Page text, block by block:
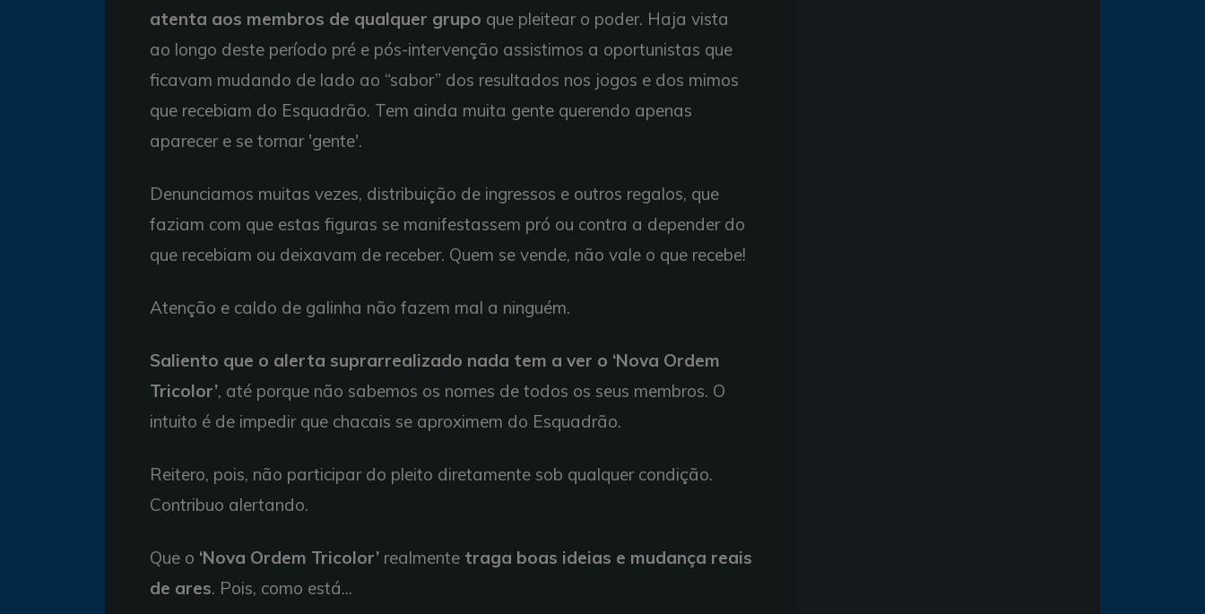
atenta aos membros de qualquer grupo que pleitear o poder. Haja vista
ao longo deste período pré e pós-intervenção assistimos a oportunistas que
ficavam mudando de lado ao “sabor” dos resultados nos jogos e dos mimos
que recebiam do Esquadrão. Tem ainda muita gente querendo apenas
aparecer e se tornar 'gente'.
Denunciamos muitas vezes, distribuição de ingressos e outros regalos, que
faziam com que estas figuras se manifestassem pró ou contra a depender do
que recebiam ou deixavam de receber. Quem se vende, não vale o que recebe!
Atenção e caldo de galinha não fazem mal a ninguém.
Saliento que o alerta suprarrealizado nada tem a ver o ‘Nova Ordem
Tricolor’, até porque não sabemos os nomes de todos os seus membros. O
intuito é de impedir que chacais se aproximem do Esquadrão.
Reitero, pois, não participar do pleito diretamente sob qualquer condição.
Contribuo alertando.
Que o ‘Nova Ordem Tricolor’ realmente traga boas ideias e mudança reais
de ares. Pois, como está...